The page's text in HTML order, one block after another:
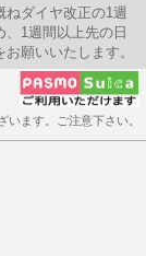
ダイヤ改正の1週
1週間以上先の日
願いいたします。
ます。ご注意下さい。